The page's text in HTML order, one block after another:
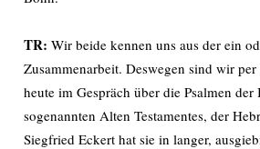
TR: Wir beide kennen uns aus der ein
Zusammenarbeit. Deswegen sind wir
heute im Gespräch über die Psalmen der
sogenannten Alten Testamentes, der
Siegfried Eckert hat sie in langer,